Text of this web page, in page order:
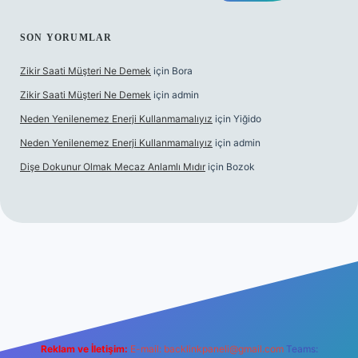
SON YORUMLAR
Zikir Saati Müşteri Ne Demek için Bora
Zikir Saati Müşteri Ne Demek için admin
Neden Yenilenemez Enerji Kullanmamalıyız için Yiğido
Neden Yenilenemez Enerji Kullanmamalıyız için admin
Dişe Dokunur Olmak Mecaz Anlamlı Mıdır için Bozok
Reklam ve İletişim: E-mail: backlinkpaneli@gmail.com Teams: